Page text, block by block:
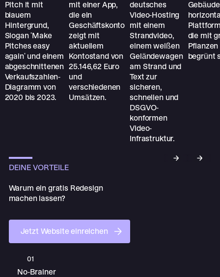
DEINE VORTEILE
Warum ein gratis Redesign
machen lassen?
Jetzt Website einreichen
01
No-Brainer